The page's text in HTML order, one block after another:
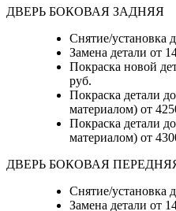
ДВЕРЬ БОКОВАЯ ЗАДНЯЯ
Снятие/установка
Замена детали от
Покраска новой
руб.
Покраска детали
материалом) от
Покраска детали
материалом) от
ДВЕРЬ БОКОВАЯ
Снятие/установка
Замена детали от